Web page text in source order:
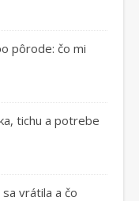
pôrode: čo mi
tichu a potrebe
vrátila a čo